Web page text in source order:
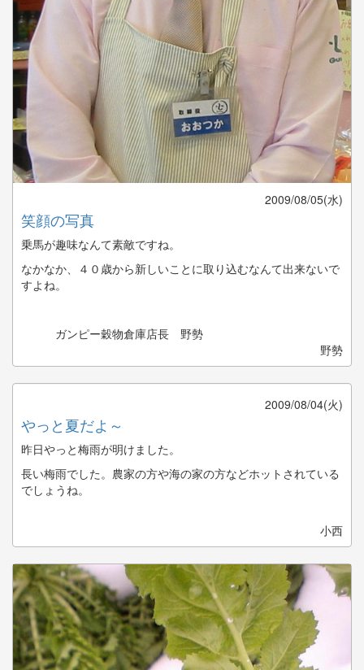
2009/08/05(水)
笑顔の写真
乗馬が趣味なんて素敵ですね。
なかなか、４０歳から新しいことに取り込むなんて出来ないで
すよね。
ガンピー穀物倉庫店長 野勢
野勢
2009/08/04(火)
やっと夏だよ～
昨日やっと梅雨が明けました。
長い梅雨でした。農家の方や海の家の方などホットされている
でしょうね。
小西